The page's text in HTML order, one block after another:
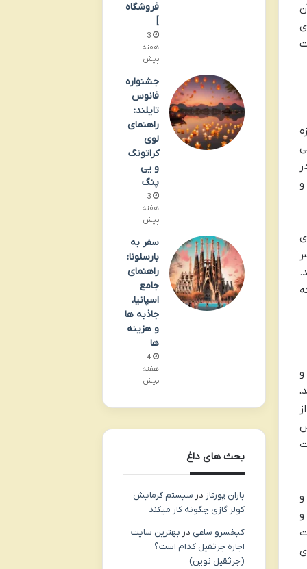
و
و
فروشگاه
]
3
هفته
پیش
جشنواره
فانوس
تایلند:
راهنمای
لوی
کراتونگ
و یی
پنگ
3
هفته
پیش
سفر به
بارسلونا:
راهنمای
جامع
اسپانیا،
جاذبه ها
و هزینه
ها
4
هفته
پیش
بحث های داغ
باران پورقاز در سیستم گرمایش
کولر گازی چگونه کار میکند
کیخسرو ساعی در بهترین سایت
اجاره جرثقیل کدام است؟
(جرثقیل نوین)